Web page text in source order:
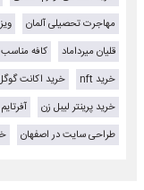
مهاجرت تحصیلی آلمان
قلیان میرداماد
کافه
خرید nft
خرید اکانت
خرید پرینتر لیبل زن
آفرتایم
طراحی سایت در اصفهان